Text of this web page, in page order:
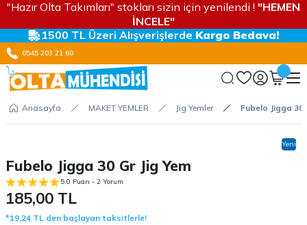
"Hazır Olta Takımları" stokları sizin için yenilendi ! "HEMEN
İNCELE"
1500 TL Üzeri Alışverişlerde Kargo Bedava!
0545 203 21 60
Anasayfa MAKET YEMLER Jig Yemler Fubelo Jigga 30
Yeni
Fubelo Jigga 30 Gr Jig Yem
5.0 Puan - 2 Yorum
185,00 TL
*19,24 TL den başlayan taksitlerle!